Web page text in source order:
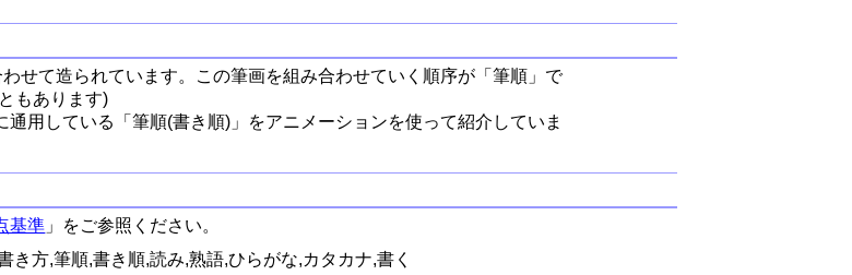
わせて造られています。この筆画を組み合わせていく順序が「筆順」で
もあります)
用している「筆順(書き順)」をアニメーションを使って紹介していま
基準 」をご参照ください。
き方,筆順,書き順,読み,熟語,ひらがな,カタカナ,書く